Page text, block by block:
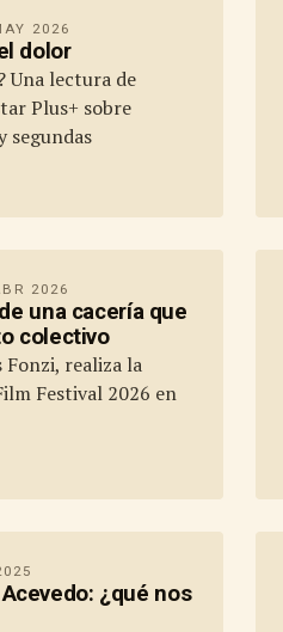
2026
dolor
Una lectura de
Plus+ sobre
segundas
2026
una cacería que
colectivo
Fonzi, realiza la
Festival 2026 en
¿qué nos